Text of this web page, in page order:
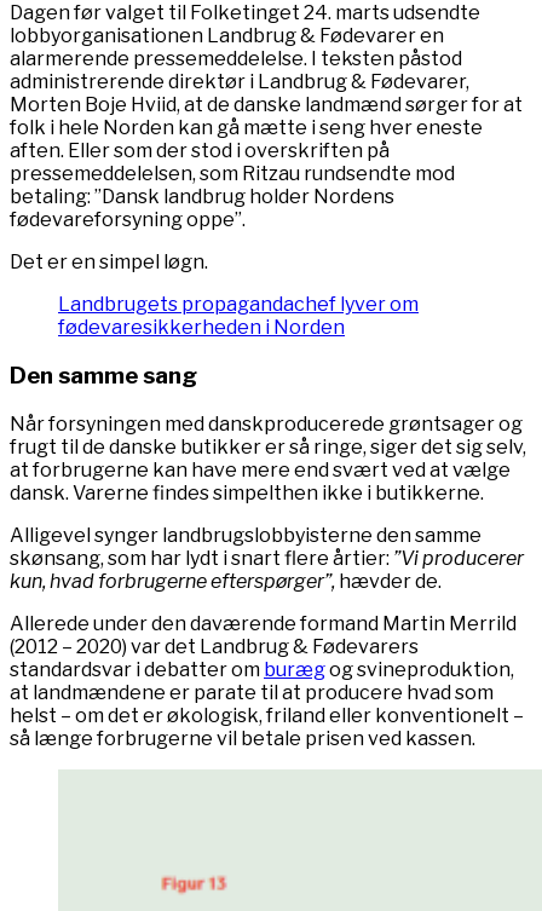
Dagen før valget til Folketinget 24. marts udsendte
lobbyorganisationen Landbrug & Fødevarer en
alarmerende pressemeddelelse. I teksten påstod
administrerende direktør i Landbrug & Fødevarer,
Morten Boje Hviid, at de danske landmænd sørger for at
folk i hele Norden kan gå mætte i seng hver eneste
aften. Eller som der stod i overskriften på
pressemeddelelsen, som Ritzau rundsendte mod
betaling: ”Dansk landbrug holder Nordens
fødevareforsyning oppe”.
Det er en simpel løgn.
Landbrugets propagandachef lyver om
fødevaresikkerheden i Norden
Den samme sang
Når forsyningen med danskproducerede grøntsager og
frugt til de danske butikker er så ringe, siger det sig selv,
at forbrugerne kan have mere end svært ved at vælge
dansk. Varerne findes simpelthen ikke i butikkerne.
Alligevel synger landbrugslobbyisterne den samme
skønsang, som har lydt i snart flere årtier: ”Vi producerer
kun, hvad forbrugerne efterspørger”, hævder de.
Allerede under den daværende formand Martin Merrild
(2012 – 2020) var det Landbrug & Fødevarers
standardsvar i debatter om burægog svineproduktion,
at landmændene er parate til at producere hvad som
helst – om det er økologisk, friland eller konventionelt –
så længe forbrugerne vil betale prisen ved kassen.